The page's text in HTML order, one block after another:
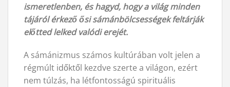
ismeretlenben, és hagyd, hogy a világ minden
tájáról érkező ősi sámánbölcsességek feltárják
előtted lelked valódi erejét.
A sámánizmus számos kultúrában volt jelen a
régmúlt időktől kezdve szerte a világon, ezért
nem túlzás, ha létfontosságú spirituális